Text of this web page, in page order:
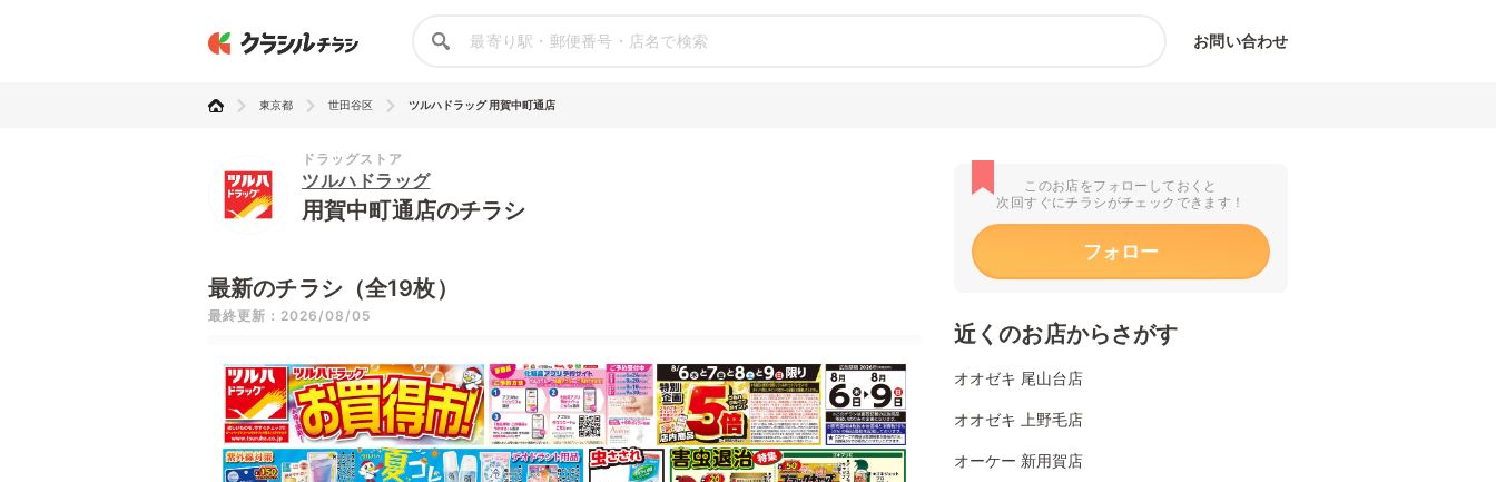
お問い合わせ
東京都 世田谷区 ツルハドラッグ 用賀中町通店
ドラッグストア
ツルハドラッグ
用賀中町通店のチラシ
最新のチラシ（全19枚）
最終更新：2026/08/05
このお店をフォローしておくと
次回すぐにチラシがチェックできます！
フォロー
近くのお店からさがす
オオゼキ 尾山台店
オオゼキ 上野毛店
オーケー 新用賀店